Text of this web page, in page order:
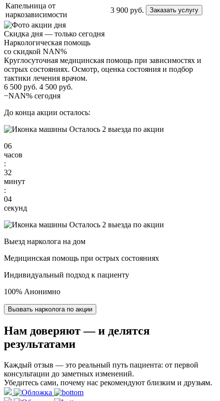
Капельница от
наркозависимости
3 900 руб. Заказать услугу
Скидка дня — только сегодня
Наркологическая помощь
со скидкой NAN%
Круглосуточная медицинская помощь при зависимостях и
острых состояниях. Осмотр, оценка состояния и подбор
тактики лечения врачом.
6 500 руб. 4 500 руб.
−NAN% сегодня
До конца акции осталось:
Осталось 2 выезда по акции
06
часов
:
32
минут
:
03
секунд
Осталось 2 выезда по акции
Выезд нарколога на дом
Медицинская помощь при острых состояниях
Индивидуальный подход к пациенту
100% Анонимно
Вызвать нарколога по акции
Нам доверяют— и делятся
результатами
Каждый отзыв — это реальный путь пациента: от первой
консультации до заметных изменений.
Убедитесь сами, почему нас рекомендуют близким и друзьям.